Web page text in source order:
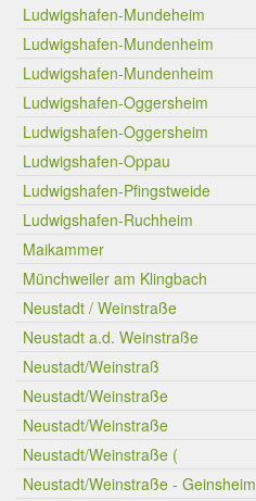
Ludwigshafen-Mundeheim
Ludwigshafen-Mundenheim
Ludwigshafen-Mundenheim
Ludwigshafen-Oggersheim
Ludwigshafen-Oggersheim
Ludwigshafen-Oppau
Ludwigshafen-Pfingstweide
Ludwigshafen-Ruchheim
Maikammer
Münchweiler am Klingbach
Neustadt / Weinstraße
Neustadt a.d. Weinstraße
Neustadt/Weinstraß
Neustadt/Weinstraße
Neustadt/Weinstraße
Neustadt/Weinstraße (
Neustadt/Weinstraße - Geinsheim